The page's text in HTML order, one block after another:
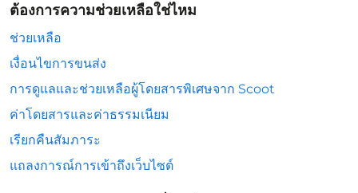
ต้องการความช่วยเหลือใช่ไหม
ช่วยเหลือ
เงื่อนไขการขนส่ง
การดูแลและช่วยเหลือผู้โดยสารพิเศษจาก Scoot
ค่าโดยสารและค่าธรรมเนียม
เรียกคืนสัมภาระ
แถลงการณ์การเข้าถึงเว็บไซต์